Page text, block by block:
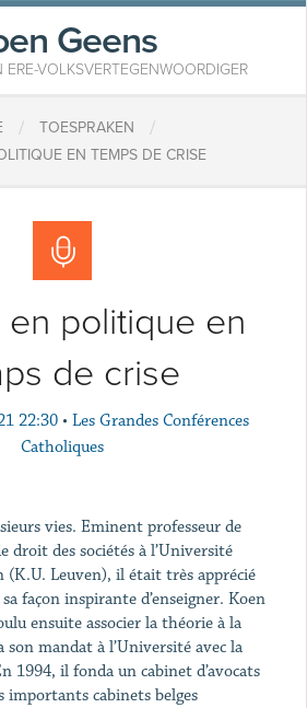
Geens
VOLKSVERTEGENWOORDIGER
/ TOESPRAKEN /
EN TEMPS DE CRISE
en politique en
de crise
22:30 • Les Grandes Conférences
Catholiques
vies. Eminent professeur de
droit des sociétés à l’Université
(K.U. Leuven), il était très apprécié
façon inspirante d’enseigner. Koen
ensuite associer la théorie à la
mandat à l’Université avec la
1994, il fonda un cabinet d’avocats
importants cabinets belges